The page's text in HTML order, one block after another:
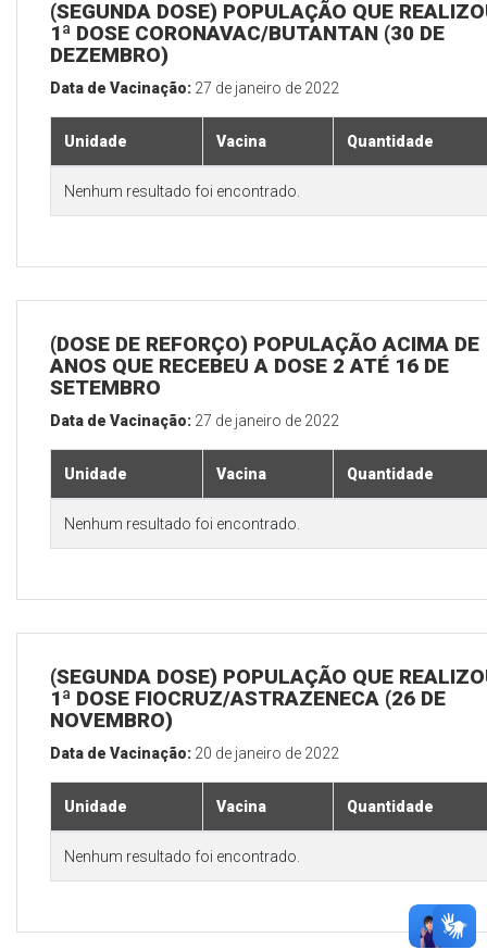
(SEGUNDA DOSE) POPULAÇÃO QUE
1ª DOSE CORONAVAC/BUTANTAN (30 DE
DEZEMBRO)
Data de Vacinação: 27 de janeiro de 2022
Unidade Vacina Quantidade
Nenhum resultado foi encontrado.
(DOSE DE REFORÇO) POPULAÇÃO ACIMA DE
ANOS QUE RECEBEU A DOSE 2 ATÉ 16 DE
SETEMBRO
Data de Vacinação: 27 de janeiro de 2022
Unidade Vacina Quantidade
Nenhum resultado foi encontrado.
(SEGUNDA DOSE) POPULAÇÃO QUE
1ª DOSE FIOCRUZ/ASTRAZENECA (26 DE
NOVEMBRO)
Data de Vacinação: 20 de janeiro de 2022
Unidade Vacina Quantidade
Nenhum resultado foi encontrado.